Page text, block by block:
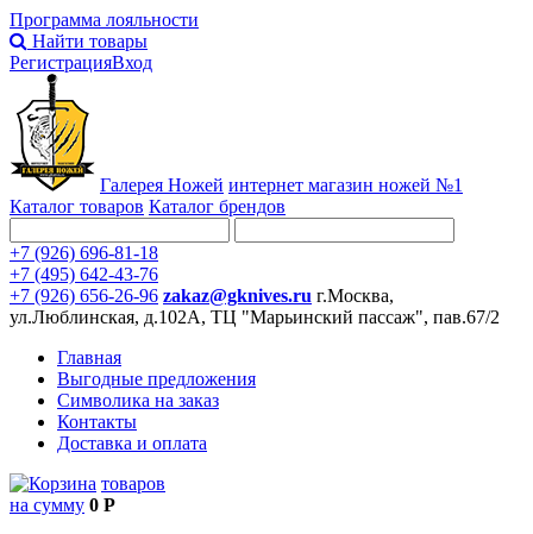
Программа лояльности
Найти товары
РегистрацияВход
Галерея Ножей интернет магазин ножей №1
Каталог товаров Каталог брендов
+7 (926) 696-81-18
+7 (495) 642-43-76
+7 (926) 656-26-96 zakaz@gknives.ru г.Москва,
ул.Люблинская, д.102А, ТЦ "Марьинский пассаж", пав.67/2
Главная
Выгодные предложения
Символика на заказ
Контакты
Доставка и оплата
товаров
на сумму 0 Р